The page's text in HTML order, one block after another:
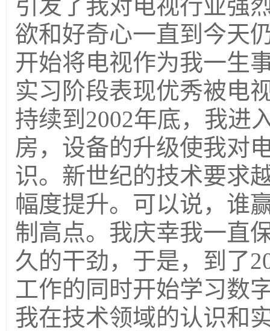
引发了我对电视行业强
欲和好奇心一直到今天
开始将电视作为我一生
实习阶段表现优秀被电
持续到2002年底，我进
房，设备的升级使我对
识。新世纪的技术要求
幅度提升。可以说，谁
制高点。我庆幸我一直
久的干劲，于是，到了
工作的同时开始学习数
我在技术领域的认识和